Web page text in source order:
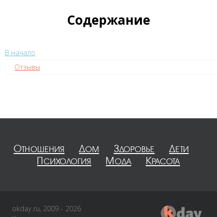
Содержание
В начало
Отзывы
Отношения Дом Здоровье
Дети
Психология
Мода Красота
okday.ru, 2009 - 2026